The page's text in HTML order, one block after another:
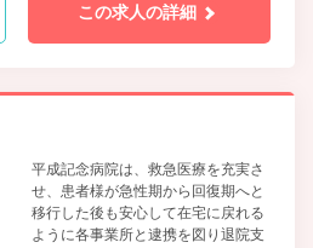
この求人の詳細
平成記念病院は、救急医療を充実さ
せ、患者様が急性期から回復期へと
移行した後も安心して在宅に戻れる
ように各事業所と逮携を図り退院支